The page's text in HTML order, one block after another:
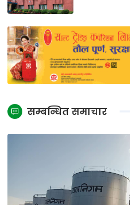
सम्बन्धित समाचार